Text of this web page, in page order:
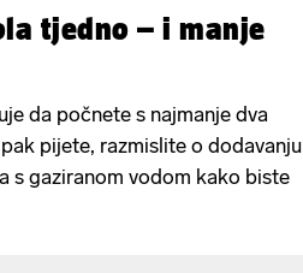
tjedno – i manje
da počnete s najmanje dva
pijete, razmislite o dodavanju
s gaziranom vodom kako biste